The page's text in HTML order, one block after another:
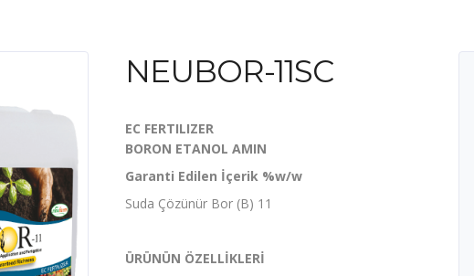
NEUBOR-11SC
EC FERTILIZER
BORON ETANOL AMIN
Garanti Edilen İçerik %w/w
Suda Çözünür Bor (B) 11
ÜRÜNÜN ÖZELLİKLERİ